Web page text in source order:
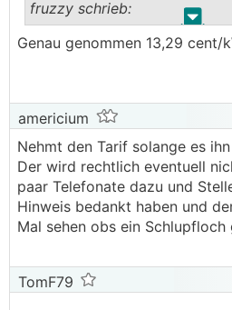
. .
fruzzy schrieb:
energie ag um 10 C/kWh
Dachte der gilt erst ab April?
noch 19,8ct/kWh
ok, die gratistage zählen
weniger aber dennoch...
Genau genommen 13,29 cent/
americium
Nehmt den Tarif solange es
Der wird rechtlich eventuell
paar Telefonate dazu und
Hinweis bedankt haben und
Mal sehen obs ein Schlupfloch
TomF79